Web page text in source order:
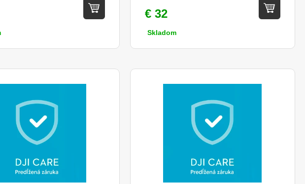
€ 32
Skladom